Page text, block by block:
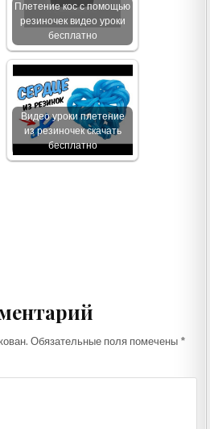
Плетение кос с помощью
резиночек видео уроки
бесплатно
Видео уроки плетение
из резиночек скачать
бесплатно
Обязательные поля помечены *